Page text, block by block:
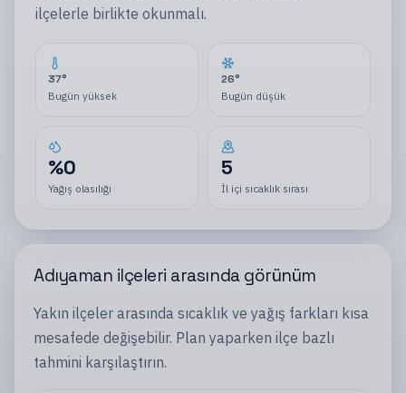
ilçelerle birlikte okunmalı.
37°
Bugün yüksek
26°
Bugün düşük
%0
Yağış olasılığı
5
İl içi sıcaklık sırası
Adıyaman ilçeleri arasında görünüm
Yakın ilçeler arasında sıcaklık ve yağış farkları kısa
mesafede değişebilir. Plan yaparken ilçe bazlı
tahmini karşılaştırın.